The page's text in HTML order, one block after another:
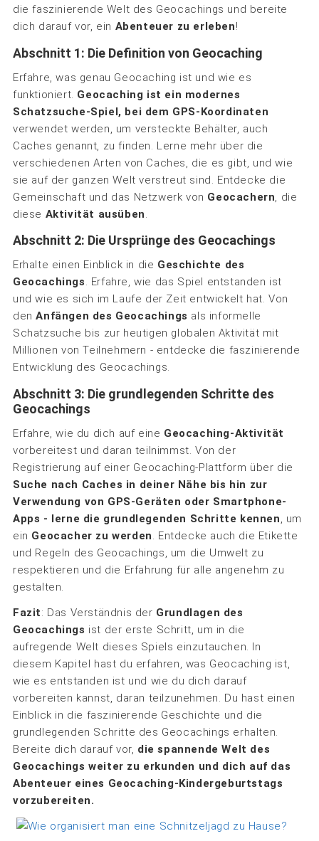
die faszinierende Welt des Geocachings und bereite
dich darauf vor, ein Abenteuer zu erleben!
Abschnitt 1: Die Definition von Geocaching
Erfahre, was genau Geocaching ist und wie es
funktioniert. Geocaching ist ein modernes
Schatzsuche-Spiel, bei dem GPS-Koordinaten
verwendet werden, um versteckte Behälter, auch
Caches genannt, zu finden. Lerne mehr über die
verschiedenen Arten von Caches, die es gibt, und wie
sie auf der ganzen Welt verstreut sind. Entdecke die
Gemeinschaft und das Netzwerk von Geocachern, die
diese Aktivität ausüben.
Abschnitt 2: Die Ursprünge des Geocachings
Erhalte einen Einblick in die Geschichte des
Geocachings. Erfahre, wie das Spiel entstanden ist
und wie es sich im Laufe der Zeit entwickelt hat. Von
denAnfängen des Geocachings als informelle
Schatzsuche bis zur heutigen globalen Aktivität mit
Millionen von Teilnehmern - entdecke die faszinierende
Entwicklung des Geocachings.
Abschnitt 3: Die grundlegenden Schritte des
Geocachings
Erfahre, wie du dich auf eine Geocaching-Aktivität
vorbereitest und daran teilnimmst. Von der
Registrierung auf einer Geocaching-Plattform über die
Suche nach Caches in deiner Nähe bis hin zur
Verwendung von GPS-Geräten oder Smartphone-
Apps - lerne die grundlegenden Schritte kennen, um
ein Geocacher zu werden. Entdecke auch die Etikette
und Regeln des Geocachings, um die Umwelt zu
respektieren und die Erfahrung für alle angenehm zu
gestalten.
Fazit: Das Verständnis der Grundlagen des
Geocachings ist der erste Schritt, um in die
aufregende Welt dieses Spiels einzutauchen. In
diesem Kapitel hast du erfahren, was Geocaching ist,
wie es entstanden ist und wie du dich darauf
vorbereiten kannst, daran teilzunehmen. Du hast einen
Einblick in die faszinierende Geschichte und die
grundlegenden Schritte des Geocachings erhalten.
Bereite dich darauf vor, die spannende Welt des
Geocachings weiter zu erkunden und dich auf das
Abenteuer eines Geocaching-Kindergeburtstags
vorzubereiten.